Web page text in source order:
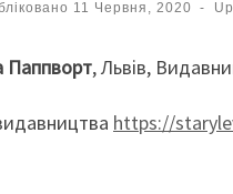
11 Червня, 2020 -
Паппворт, Львів,
https://